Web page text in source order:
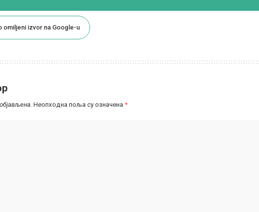
omiljeni izvor na Google-u
Неопходна поља су означена *